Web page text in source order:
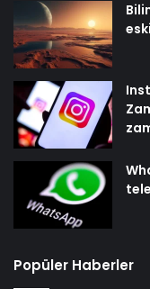
Popüler Haberler